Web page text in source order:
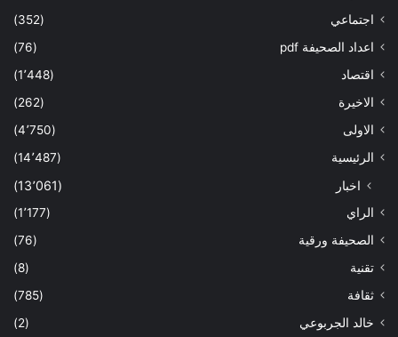
اجتماعي
(352)
اعداد الصحيفة pdf
(76)
اقتصاد
(1٬448)
الاخيرة
(262)
الاولى
(4٬750)
الرئيسية
(14٬487)
اخبار (13٬061)
الراي
(1٬177)
الصحيفة ورقية
(76)
تقنية
(8)
ثقافة
(785)
خالد الجربوعي
(2)